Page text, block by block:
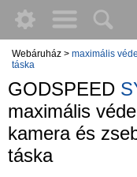
Webáruház > maximális
táska
GODSPEED
maximális
kamera és
táska